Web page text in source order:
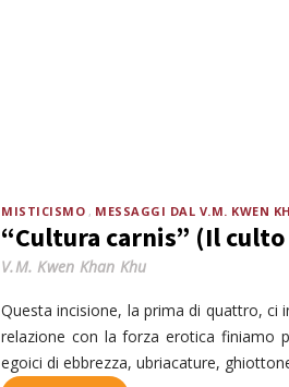
MISTICISMO MESSAGGI DAL V.M. KWEN
“Cultura carnis” (Il
V.M. Kwen Khan Khu
Questa incisione, la prima di quattro, ci
relazione con la forza erotica finiamo
egoici di ebbrezza, ubriacature,